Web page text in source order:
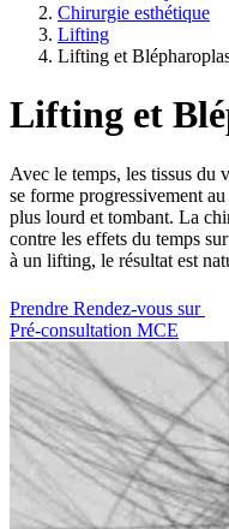
Chirurgie esthétique
Lifting
Lifting et
Lifting et
Avec le temps, les tissus du
se forme progressivement
plus lourd et tombant. La
contre les effets du temps
à un lifting, le résultat est
Prendre Rendez-vous sur
Pré-consultation MCE